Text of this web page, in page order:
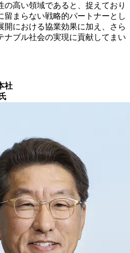
の高い領域であると、捉えており
留まらない戦略的パートナーとし
開における協業効果に加え、さら
ナブル社会の実現に貢献してまい
社